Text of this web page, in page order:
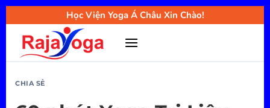
Bỏ
qua
nội
Học Viện Yoga Á Châu Xin Chào!
CHIA SẺ